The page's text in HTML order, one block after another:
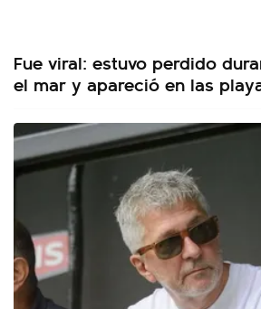
Fue viral: estuvo perdido
el mar y apareció en las